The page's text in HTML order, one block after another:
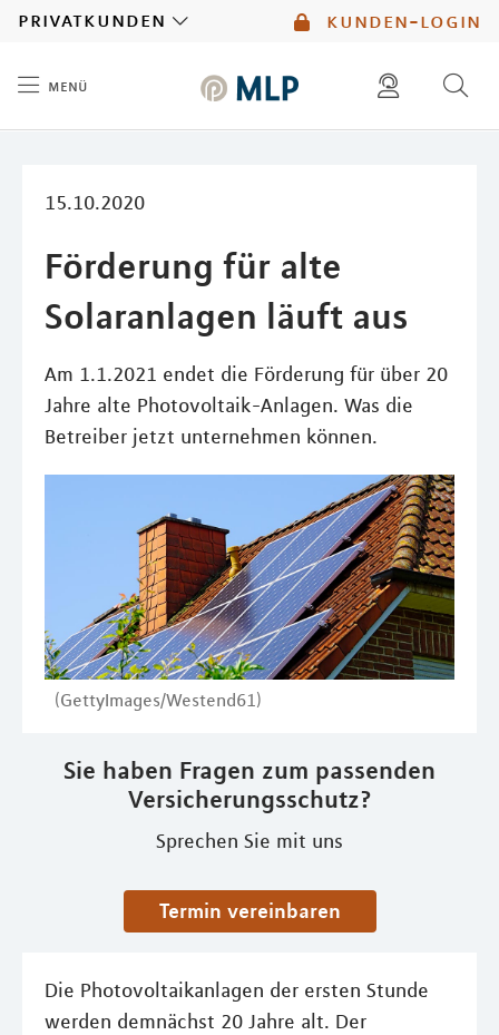
kunden-login
privatkunden
menü
15.10.2020
Förderung für alte
Solaranlagen läuft aus
Am 1.1.2021 endet die Förderung für über 20
Jahre alte Photovoltaik-Anlagen. Was die
Betreiber jetzt unternehmen können.
(GettyImages/Westend61)
Sie haben Fragen zum passenden
Versicherungsschutz?
Sprechen Sie mit uns
Termin vereinbaren
Die Photovoltaikanlagen der ersten Stunde
werden demnächst 20 Jahre alt. Der